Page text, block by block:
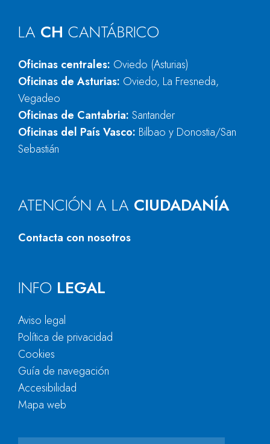
LA CH CANTÁBRICO
Oficinas centrales: Oviedo (Asturias)
Oficinas de Asturias: Oviedo, La Fresneda,
Vegadeo
Oficinas de Cantabria: Santander
Oficinas del País Vasco: Bilbao y Donostia/San
Sebastián
ATENCIÓN A LA CIUDADANÍA
Contacta con nosotros
INFO LEGAL
Aviso legal
Política de privacidad
Cookies
Guía de navegación
Accesibilidad
Mapa web